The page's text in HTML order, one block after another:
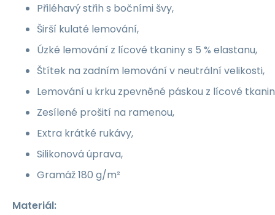
Přiléhavý střih s bočními švy,
Širší kulaté lemování,
Úzké lemování z lícové tkaniny s 5 % elastanu,
Štítek na zadním lemování v neutrální velikosti,
Lemování u krku zpevněné páskou z lícové
Zesílené prošití na ramenou,
Extra krátké rukávy,
Silikonová úprava,
Gramáž 180 g/m²
Materiál: